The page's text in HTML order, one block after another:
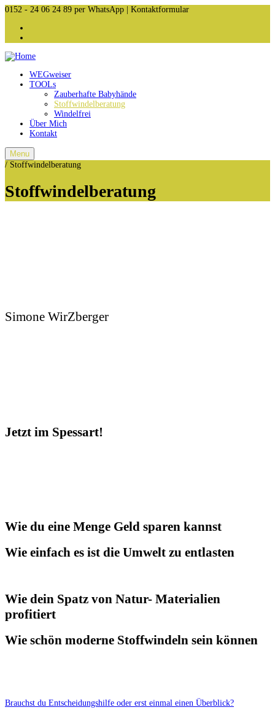
0152 - 24 06 24 89 per WhatsApp | Kontaktformular
WEGweiser
TOOLs
Zauberhafte Babyhände
Stoffwindelberatung
Windelfrei
Über Mich
Kontakt
Menu
/ Stoffwindelberatung
Stoffwindelberatung
Simone WirZberger
Jetzt im Spessart!
Wie du eine Menge Geld sparen kannst
Wie einfach es ist die Umwelt zu entlasten
Wie dein Spatz von Natur- Materialien
profitiert
Wie schön moderne Stoffwindeln sein können
Brauchst du Entscheidungshilfe oder erst einmal einen Überblick?